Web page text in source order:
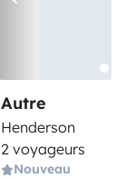
Autre
Henderson
2 voyageurs
Nouveau